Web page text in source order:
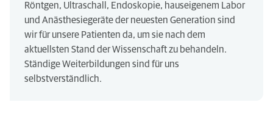
Röntgen, Ultraschall, Endoskopie, hauseigenem Labor
und Anästhesiegeräte der neuesten Generation sind
wir für unsere Patienten da, um sie nach dem
aktuellsten Stand der Wissenschaft zu behandeln.
Ständige Weiterbildungen sind für uns
selbstverständlich.